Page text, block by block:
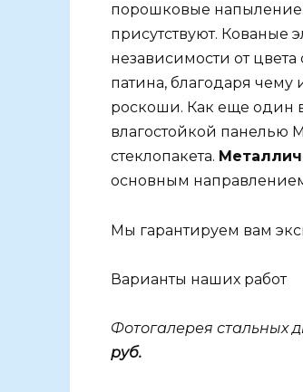
порошковые
присутствуют. Кованые
независимости от
патина, благодаря чему
роскоши. Как еще один
влагостойкой
стеклопакета.
основным
Мы гарантируем вам
Варианты наших работ
Фотогалерея стальных
руб.